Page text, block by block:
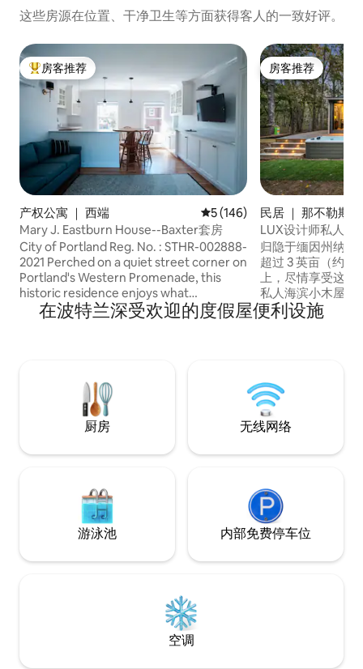
这些房源在位置、干净卫生等方面获得客人的一致好评。
热门「房客推荐」
房客推荐
产权公寓 ｜ 西端 平均评分 5 分（满分 5 分），
5 (146)
Mary J. Eastburn House--Baxter套房
City of Portland Reg. No. : STHR-002888-
2021 Perched on a quiet street corner on
Portland's Western Promenade, this
historic residence enjoys what
Longfellow called the "rarefied air of this
little town by the sea," spectacular
and exclusive guest suites for those who
enjoy the grandeur of the past, updated
with the luxuries and technology of the
房客推荐
房客推荐
民居 ｜ 那不勒斯
LUX设计师私人海
归隐于缅因州纳普
超过 3 英亩（约
上，尽情享受这座
私人海滨小木屋。
提供完全的隐私，
头可直接通往塞巴
备加热地板和带观
间。 配备空调，
的宁静度假胜地
在波特兰深受欢迎的度假屋便利设施
厨房 无线网络
游泳池 内部免费停车位
空调